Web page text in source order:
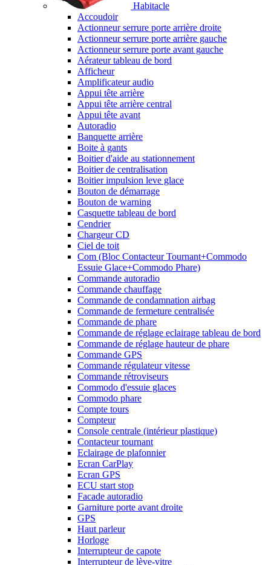
Habitacle
Accoudoir
Actionneur serrure porte arrière droite
Actionneur serrure porte arrière gauche
Actionneur serrure porte avant gauche
Aérateur tableau de bord
Afficheur
Amplificateur audio
Appui tête arrière
Appui tête arrière central
Appui tête avant
Autoradio
Banquette arrière
Boite à gants
Boitier d'aide au stationnement
Boitier de centralisation
Boitier impulsion leve glace
Bouton de démarrage
Bouton de warning
Casquette tableau de bord
Cendrier
Chargeur CD
Ciel de toit
Com (Bloc Contacteur Tournant+Commodo
Essuie Glace+Commodo Phare)
Commande autoradio
Commande chauffage
Commande de condamnation airbag
Commande de fermeture centralisée
Commande de phare
Commande de réglage eclairage tableau de bord
Commande de réglage hauteur de phare
Commande GPS
Commande régulateur vitesse
Commande rétroviseurs
Commodo d'essuie glaces
Commodo phare
Compte tours
Compteur
Console centrale (intérieur plastique)
Contacteur tournant
Eclairage de plafonnier
Ecran CarPlay
Ecran GPS
ECU start stop
Facade autoradio
Garniture porte avant droite
GPS
Haut parleur
Horloge
Interrupteur de capote
Interrupteur de lève-vitre